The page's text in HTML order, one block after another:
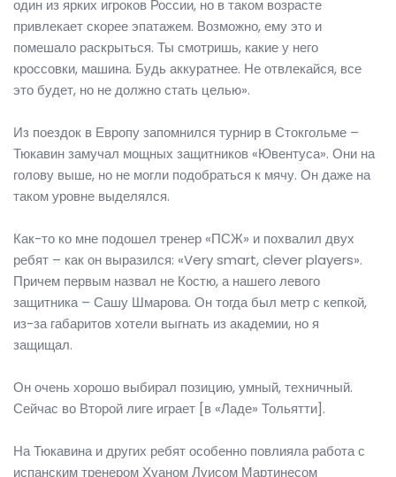
один из ярких игроков России, но в таком возрасте
привлекает скорее эпатажем. Возможно, ему это и
помешало раскрыться. Ты смотришь, какие у него
кроссовки, машина. Будь аккуратнее. Не отвлекайся, все
это будет, но не должно стать целью».
Из поездок в Европу запомнился турнир в Стокгольме –
Тюкавин замучал мощных защитников «Ювентуса». Они на
голову выше, но не могли подобраться к мячу. Он даже на
таком уровне выделялся.
Как-то ко мне подошел тренер «ПСЖ» и похвалил двух
ребят – как он выразился: «Very smart, clever players».
Причем первым назвал не Костю, а нашего левого
защитника – Сашу Шмарова. Он тогда был метр с кепкой,
из-за габаритов хотели выгнать из академии, но я
защищал.
Он очень хорошо выбирал позицию, умный, техничный.
Сейчас во Второй лиге играет [в «Ладе» Тольятти].
На Тюкавина и других ребят особенно повлияла работа с
испанским тренером Хуаном Луисом Мартинесом